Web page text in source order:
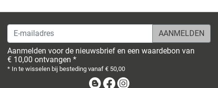
E-mailadres
Aanmelden voor de nieuwsbrief en een waardebon van
€ 10,00 ontvangen *
* In te wisselen bij besteding vanaf € 50,00
BlogFacebook